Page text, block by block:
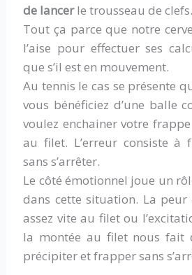
de lancerle trousseau de clefs.
Tout ça parce que notre
l’aise pour effectuer ses
que s’il est en mouvement.
Au tennis le cas se présente
vous bénéficiez d’une balle
voulez enchainer votre
au filet. L’erreur consiste à
sans s’arrêter.
Le côté émotionnel joue un
dans cette situation. La
assez vite au filet ou
la montée au filet nous fait
précipiter et frapper sans